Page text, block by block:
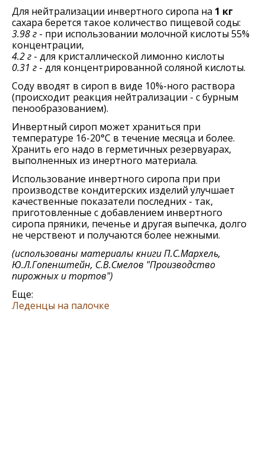
Для нейтрализации инвертного сиропа на 1 кг
сахара берется такое количество пищевой соды:
3.98 г - при использовании молочной кислоты 55%
концентрации,
4.2 г - для кристаллической лимонно кислоты
0.31 г - для концентрированной соляной кислоты.
Соду вводят в сироп в виде 10%-ного раствора
(происходит реакция нейтрализации - с бурным
пенообразованием).
Инвертный сироп может храниться при
температуре 16-20°С в течение месяца и более.
Хранить его надо в герметичных резервуарах,
выполненных из инертного материала.
Использование инвертного сиропа при при
производстве кондитерских изделий улучшает
качественные показатели последних - так,
приготовленные с добавлением инвертного
сиропа пряники, печенье и другая выпечка, долго
не черствеют и получаются более нежными.
(использованы материалы книгиП.С.Мархель,
Ю.Л.Гопенштейн, С.В.Смелов "Производство
пирожных и тортов")
Еще:
Леденцы на палочке